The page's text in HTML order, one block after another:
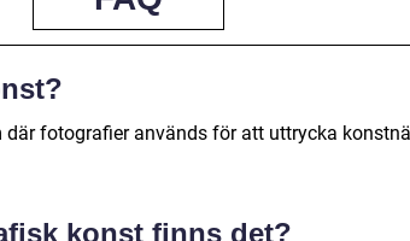
fotografier används för att uttrycka
konst finns det?